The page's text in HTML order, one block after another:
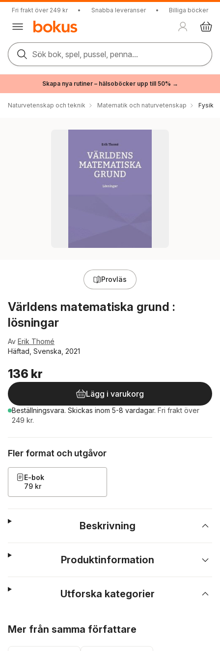
Fri frakt över 249 kr • Snabba leveranser • Billiga böcker
Sök bok, spel, pussel, penna...
Skapa nya rutiner – hälsoböcker upp till 50% →
Naturvetenskap och teknik Matematik och naturvetenskap Fysik
Provläs
Världens matematiska grund :
lösningar
Av Erik Thomé
Häftad, Svenska, 2021
136 kr
Lägg i varukorg
Beställningsvara. Skickas inom 5-8 vardagar. Fri frakt över
249 kr.
Fler format och utgåvor
E-bok
79 kr
Beskrivning
Produktinformation
Utforska kategorier
Mer från samma författare